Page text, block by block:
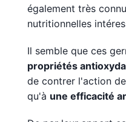
également très
nutritionnelles
Il semble que ces
propriétés
de contrer l'action
qu'à une efficacité